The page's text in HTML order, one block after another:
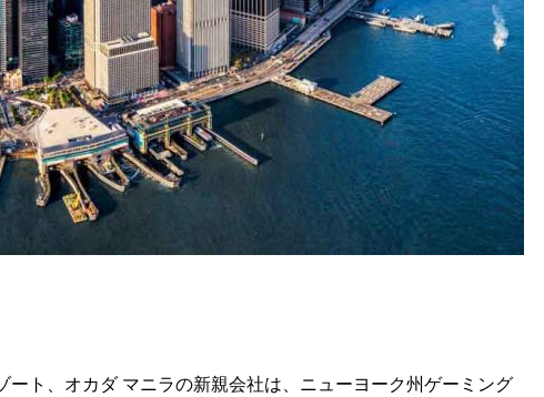
ート、オカダ マニラの新親会社は、ニューヨーク州ゲーミング